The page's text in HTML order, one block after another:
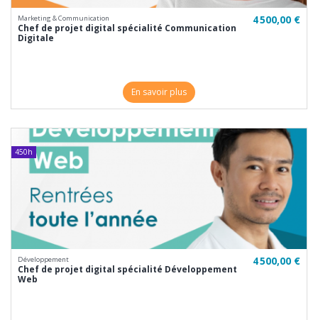
Marketing & Communication
Chef de projet digital spécialité Communication
Digitale
4 500,00 €
En savoir plus
450h
Développement
Chef de projet digital spécialité Développement
Web
4 500,00 €